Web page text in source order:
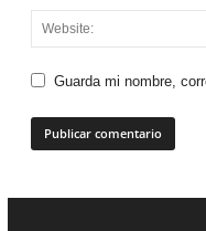
Guarda mi nombre,